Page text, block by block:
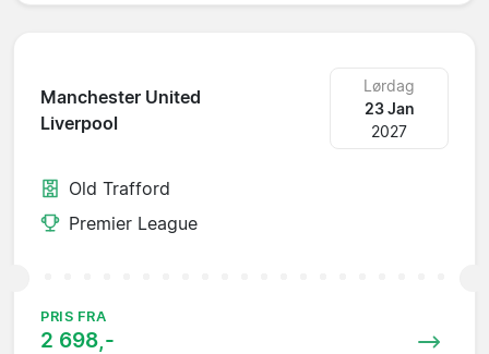
Manchester United
Liverpool
Lørdag
23 Jan
2027
Old Trafford
Premier League
PRIS FRA
2 698,-